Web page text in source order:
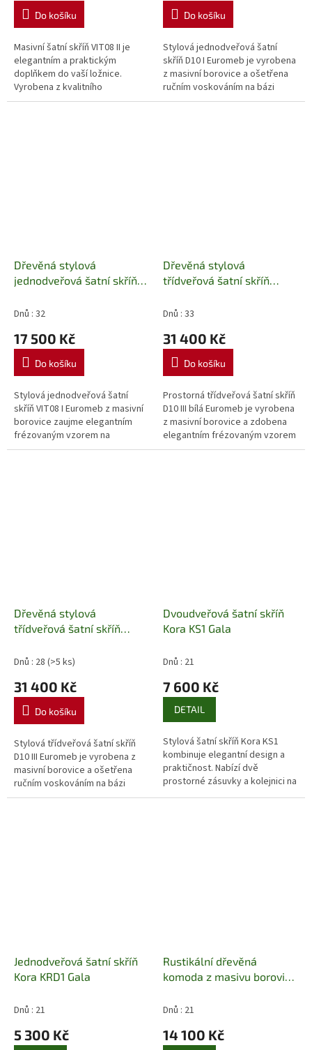
Do košíku
Masivní šatní skříň VIT08 II je
elegantním a praktickým
doplňkem do vaší ložnice.
Vyrobena z kvalitního
borovicového dřeva s ruční
Do košíku
Stylová jednodveřová šatní
skříň D10 I Euromeb je vyrobena
z masivní borovice a ošetřena
ručním voskováním na bázi
včelího vosku. Nabízí praktický
Dřevěná stylová
jednodveřová šatní skříň
Dnů : 32
17 500 Kč
Do košíku
Stylová jednodveřová šatní
skříň VIT08 I Euromeb z masivní
borovice zaujme elegantním
frézovaným vzorem na
dvířkách. Pevná sololitová zadní
Dřevěná stylová
třídveřová šatní skříň
Euromeb
Dnů : 33
31 400 Kč
Do košíku
Prostorná třídveřová šatní skříň
D10 III bílá Euromeb je vyrobena
z masivní borovice a zdobena
elegantním frézovaným vzorem
na dvířkách. Nabízí praktické
Dřevěná stylová
třídveřová šatní skříň
Dnů : 28 (>5 ks)
31 400 Kč
Do košíku
Stylová třídveřová šatní skříň
D10 III Euromeb je vyrobena z
masivní borovice a ošetřena
ručním voskováním na bázi
včelího vosku. Frézovaná dvířka
Dvoudveřová šatní skříň
Kora KS1 Gala
Dnů : 21
7 600 Kč
DETAIL
Stylová šatní skříň Kora KS1
kombinuje elegantní design a
praktičnost. Nabízí dvě
prostorné zásuvky a kolejnici na
věšáky pro pohodlné
Jednodveřová šatní skříň
Kora KRD1 Gala
Dnů : 21
5 300 Kč
Rustikální dřevěná
komoda z masivu borovice
Dnů : 21
14 100 Kč